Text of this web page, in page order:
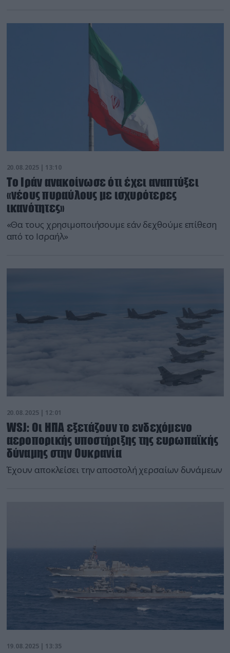
20.08.2025 | 13:10
Το Ιράν ανακοίνωσε ότι έχει αναπτύξει
«νέους πυραύλους με ισχυρότερες
ικανότητες»
«Θα τους χρησιμοποιήσουμε εάν δεχθούμε επίθεση
από το Ισραήλ»
20.08.2025 | 12:01
WSJ: Οι ΗΠΑ εξετάζουν το ενδεχόμενο
αεροπορικής υποστήριξης της ευρωπαϊκής
δύναμης στην Ουκρανία
Έχουν αποκλείσει την αποστολή χερσαίων δυνάμεων
19.08.2025 | 13:35